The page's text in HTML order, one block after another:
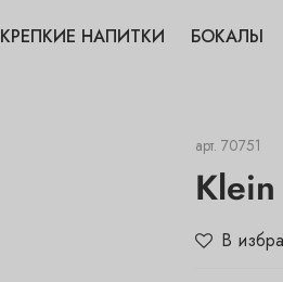
КРЕПКИЕ НАПИТКИ БОКАЛЫ
арт. 70751
В